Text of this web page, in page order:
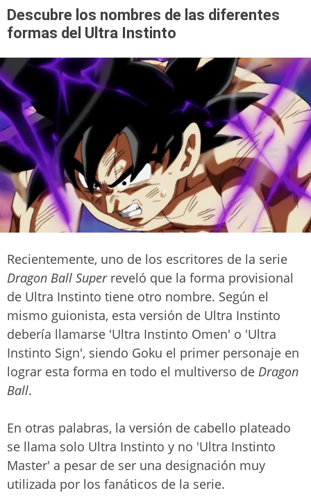
Descubre los nombres de las diferentes
formas del Ultra Instinto
Recientemente, uno de los escritores de la serie
Dragon Ball Superreveló que la forma provisional
de Ultra Instinto tiene otro nombre. Según el
mismo guionista, esta versión de Ultra Instinto
debería llamarse 'Ultra Instinto Omen' o 'Ultra
Instinto Sign', siendo Goku el primer personaje en
lograr esta forma en todo el multiverso de Dragon
Ball.
En otras palabras, la versión de cabello plateado
se llama solo Ultra Instinto y no 'Ultra Instinto
Master' a pesar de ser una designación muy
utilizada por los fanáticos de la serie.